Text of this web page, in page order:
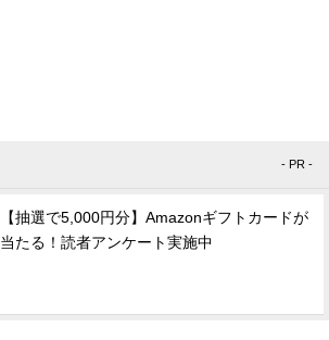
- PR -
【抽選で5,000円分】Amazonギフトカードが
当たる！読者アンケート実施中